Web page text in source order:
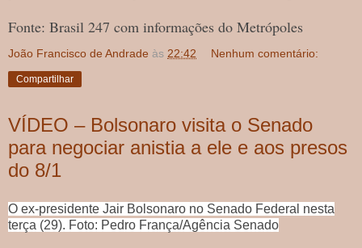
Fonte: Brasil 247 com informações do Metrópoles
João Francisco de Andrade às 22:42 Nenhum comentário:
Compartilhar
VÍDEO – Bolsonaro visita o Senado
para negociar anistia a ele e aos presos
do 8/1
O ex-presidente Jair Bolsonaro no Senado Federal nesta
terça (29). Foto: Pedro França/Agência Senado